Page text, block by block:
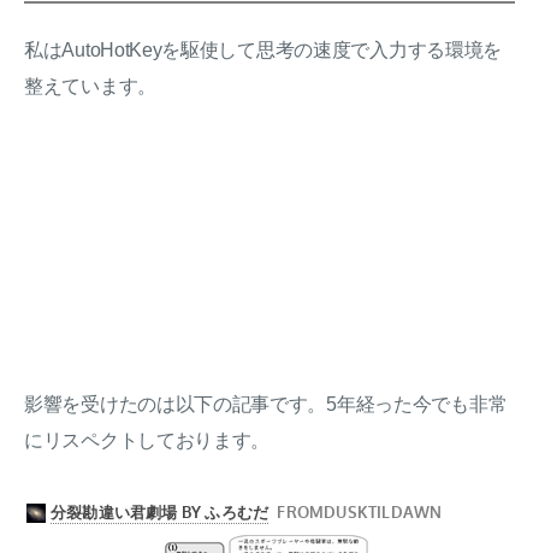
私はAutoHotKeyを駆使して思考の速度で入力する環境を
整えています。
影響を受けたのは以下の記事です。5年経った今でも非常
にリスペクトしております。